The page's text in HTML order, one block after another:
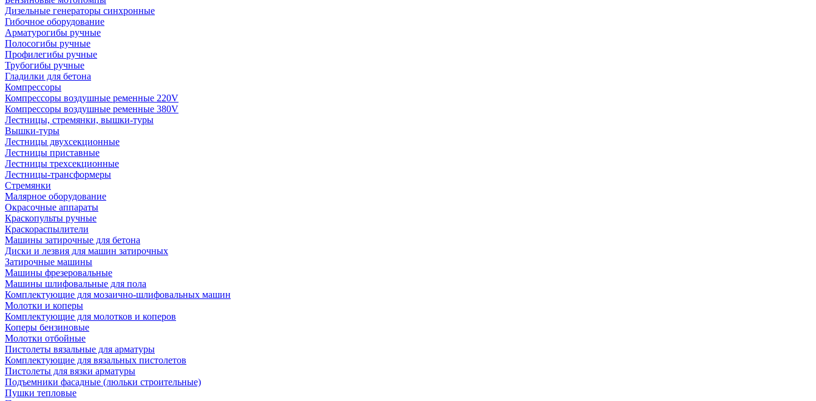
Дизельные генераторы синхронные
Гибочное оборудование
Арматурогибы ручные
Полосогибы ручные
Профилегибы ручные
Трубогибы ручные
Гладилки для бетона
Компрессоры
Компрессоры воздушные ременные 220V
Компрессоры воздушные ременные 380V
Лестницы, стремянки, вышки-туры
Вышки-туры
Лестницы двухсекционные
Лестницы приставные
Лестницы трехсекционные
Лестницы-трансформеры
Стремянки
Малярное оборудование
Окрасочные аппараты
Краскопульты ручные
Краскораспылители
Машины затирочные для бетона
Диски и лезвия для машин затирочных
Затирочные машины
Машины фрезеровальные
Машины шлифовальные для пола
Комплектующие для мозаично-шлифовальных машин
Молотки и коперы
Комплектующие для молотков и коперов
Коперы бензиновые
Молотки отбойные
Пистолеты вязальные для арматуры
Комплектующие для вязальных пистолетов
Пистолеты для вязки арматуры
Подъемники фасадные (люльки строительные)
Пушки тепловые